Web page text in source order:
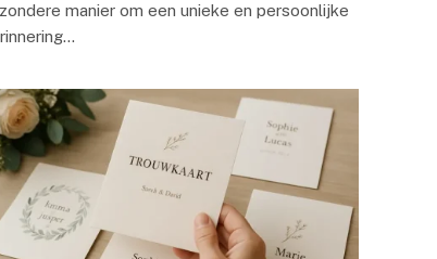
manier om een unieke en persoonlijke